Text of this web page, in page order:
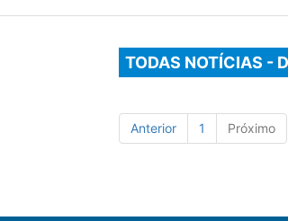
TODAS NOTÍCIAS -
Anterior
1 Próximo